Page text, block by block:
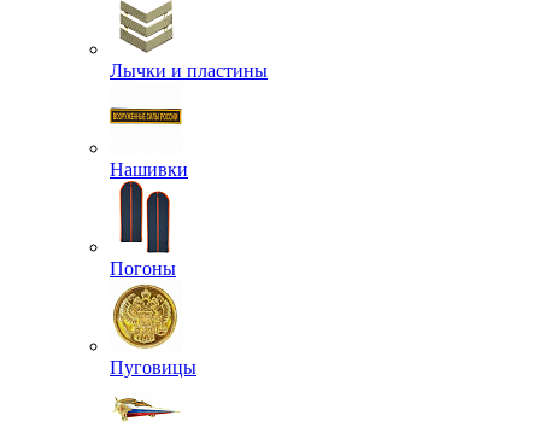
Лычки и пластины
Нашивки
Погоны
Пуговицы